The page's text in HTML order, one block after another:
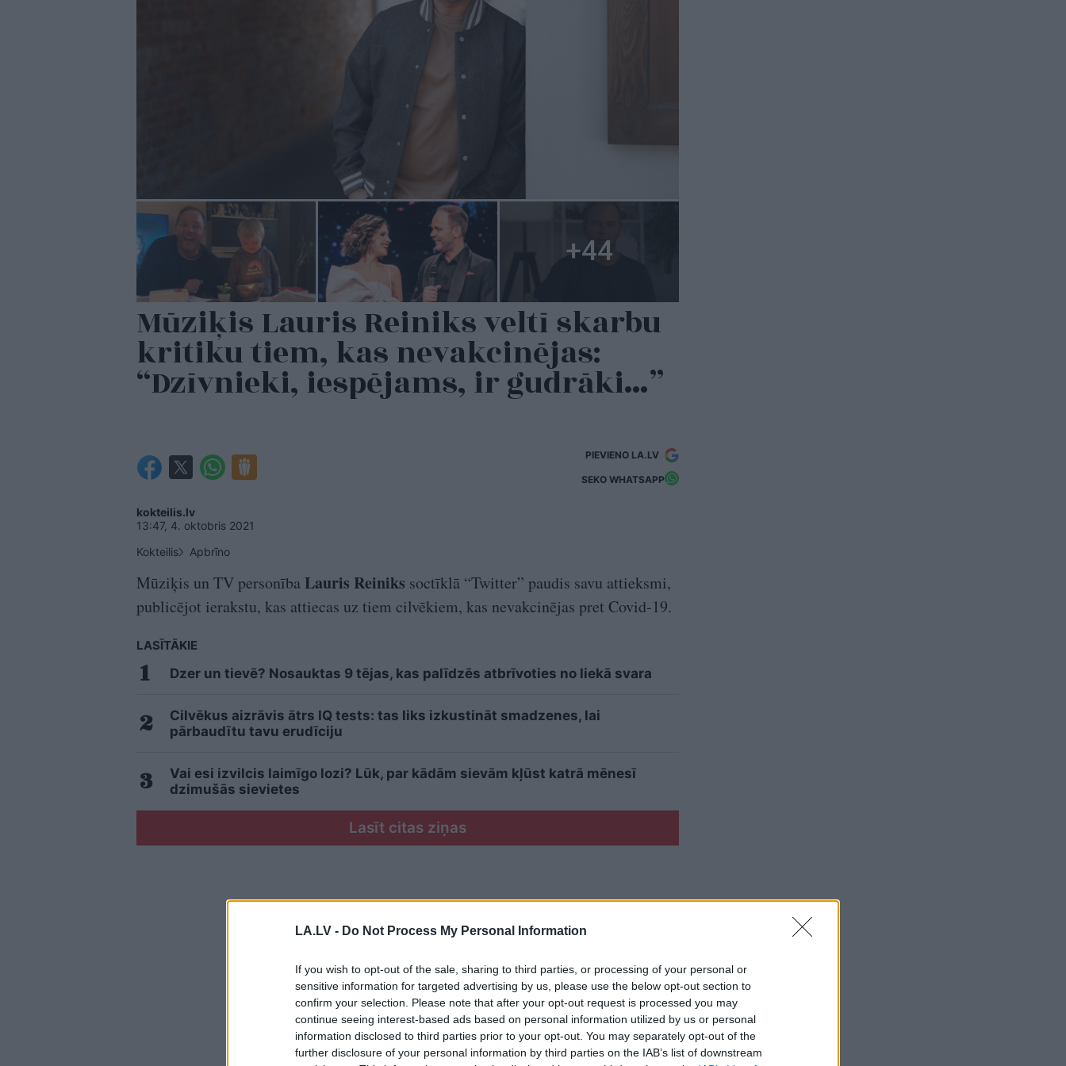
LA.LV - Do Not Process My Personal Information
If you wish to opt-out of the sale, sharing to third parties, or processing of your personal or
sensitive information for targeted advertising by us, please use the below opt-out section to
confirm your selection. Please note that after your opt-out request is processed you may
continue seeing interest-based ads based on personal information utilized by us or personal
information disclosed to third parties prior to your opt-out. You may separately opt-out of the
further disclosure of your personal information by third parties on the IAB’s list of downstream
Mūziķis Lauris Reiniks veltī skarbu
kritiku tiem, kas nevakcinējas:
“Dzīvnieki, iespējams, ir gudrāki…”
PIEVIENO LA.LV
SEKO WHATSAPP
kokteilis.lv
13:47, 4. oktobris 2021
Kokteilis
Apbrīno
Mūziķis un TV personība Lauris Reiniks soctīklā “Twitter” paudis savu attieksmi,
publicējot ierakstu, kas attiecas uz tiem cilvēkiem, kas nevakcinējas pret Covid-19.
LASĪTĀKIE
Dzer un tievē? Nosauktas 9 tējas, kas palīdzēs atbrīvoties no liekā svara
Cilvēkus aizrāvis ātrs IQ tests: tas liks izkustināt smadzenes, lai
pārbaudītu tavu erudīciju
Vai esi izvilcis laimīgo lozi? Lūk, par kādām sievām kļūst katrā mēnesī
dzimušās sievietes
Lasīt citas ziņas